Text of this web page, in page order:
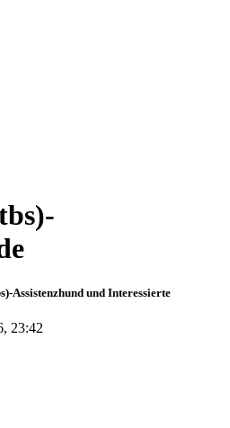
Assistenzhund und Interessierte
23:42